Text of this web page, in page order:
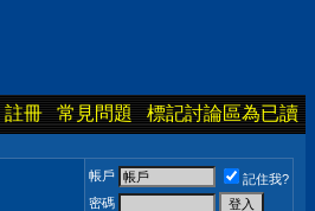
註冊 常見問題 標記討論區為已讀
帳戶
記住我?
密碼